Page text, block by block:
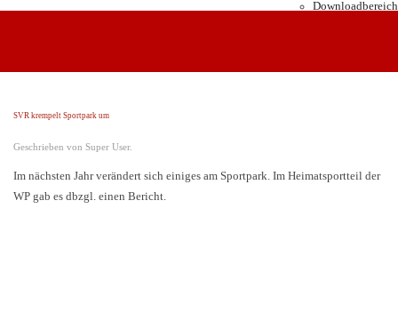
Downloadbereich
SVR krempelt Sportpark um
Geschrieben von Super User.
Im nächsten Jahr verändert sich einiges am Sportpark. Im Heimatsportteil der
WP gab es dbzgl. einen Bericht.